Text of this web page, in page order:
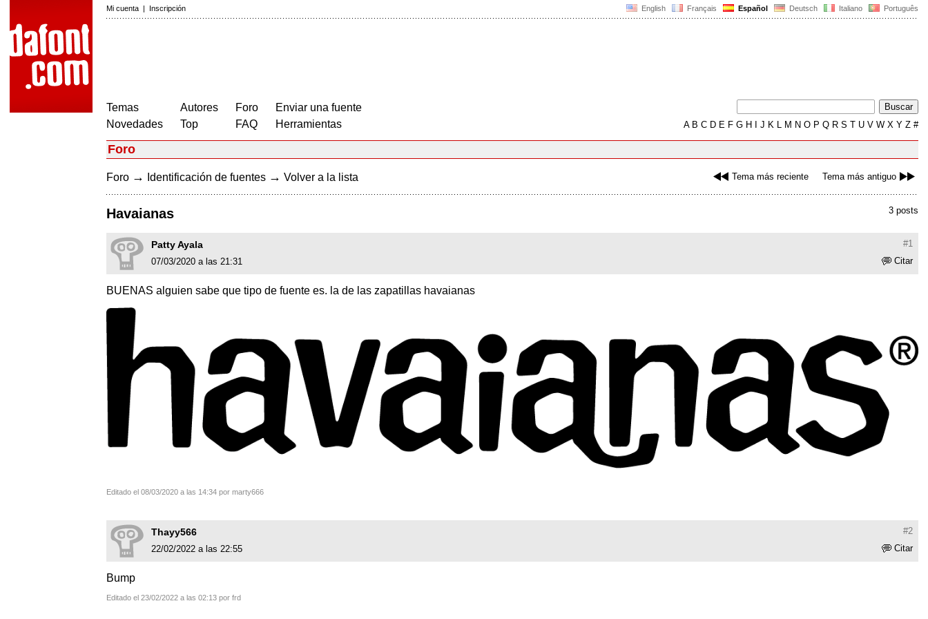
English Français Español Deutsch Italiano Português
Mi cuenta | Inscripción
Temas
Novedades
Autores
Top
Foro
FAQ
Enviar una fuente
Herramientas
AB C D E F G H J K L M N O P Q R S T U V W X Y Z #
Foro
Tema más reciente Tema más antiguo
Foro → Identificación de fuentes → Volver a la lista
3 posts
Havaianas
#1
Patty Ayala
Citar
07/03/2020 a las 21:31
BUENAS alguien sabe que tipo de fuente es. la de las zapatillas havaianas
Editado el 08/03/2020 a las 14:34 por marty666
#2
Thayy566
Citar
22/02/2022 a las 22:55
Bump
Editado el 23/02/2022 a las 02:13 por frd